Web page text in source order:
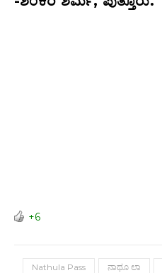
+6
Nathula Pass ನಾಥೂ ಲಾ